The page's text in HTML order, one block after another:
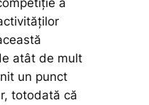
a
atât de mult
un punct
totodată că